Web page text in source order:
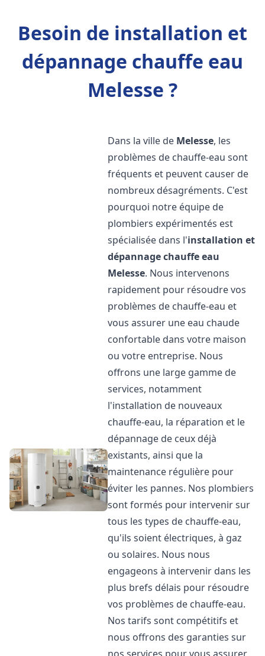
Besoin de installation et
dépannage chauffe eau
Melesse ?
Dans la ville de Melesse, les
problèmes de chauffe-eau sont
fréquents et peuvent causer de
nombreux désagréments. C'est
pourquoi notre équipe de
plombiers expérimentés est
spécialisée dans l'installation et
dépannage chauffe eau
Melesse. Nous intervenons
rapidement pour résoudre vos
problèmes de chauffe-eau et
vous assurer une eau chaude
confortable dans votre maison
ou votre entreprise. Nous
offrons une large gamme de
services, notamment
l'installation de nouveaux
chauffe-eau, la réparation et le
dépannage de ceux déjà
existants, ainsi que la
maintenance régulière pour
éviter les pannes. Nos plombiers
sont formés pour intervenir sur
tous les types de chauffe-eau,
qu'ils soient électriques, à gaz
ou solaires. Nous nous
engageons à intervenir dans les
plus brefs délais pour résoudre
vos problèmes de chauffe-eau.
Nos tarifs sont compétitifs et
nous offrons des garanties sur